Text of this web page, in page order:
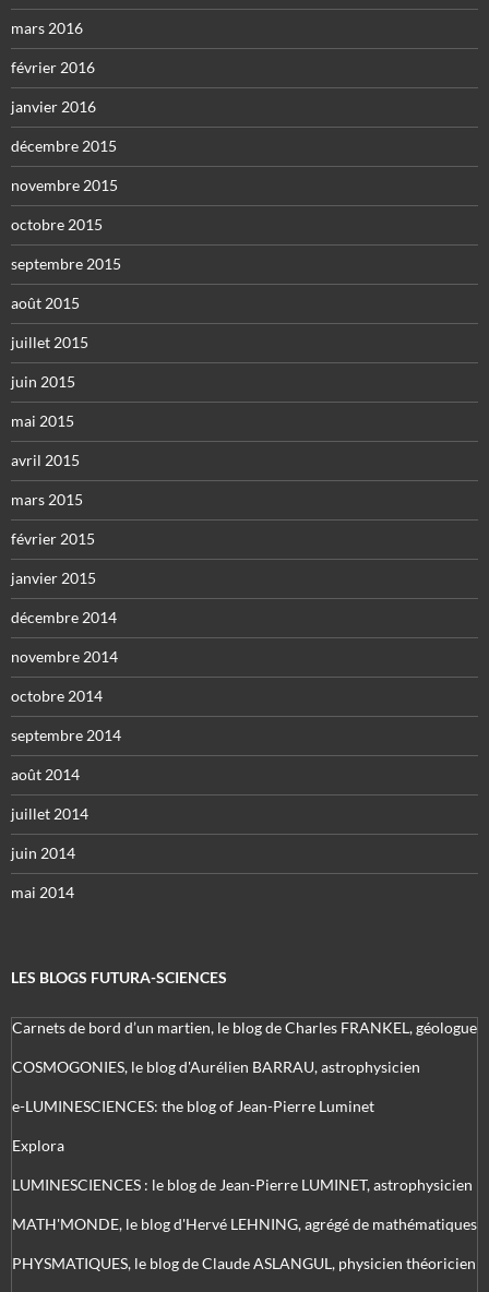
mars 2016
février 2016
janvier 2016
décembre 2015
novembre 2015
octobre 2015
septembre 2015
août 2015
juillet 2015
juin 2015
mai 2015
avril 2015
mars 2015
février 2015
janvier 2015
décembre 2014
novembre 2014
octobre 2014
septembre 2014
août 2014
juillet 2014
juin 2014
mai 2014
LES BLOGS FUTURA-SCIENCES
Carnets de bord d’un martien, le blog de Charles FRANKEL, géologue
COSMOGONIES, le blog d'Aurélien BARRAU, astrophysicien
e-LUMINESCIENCES: the blog of Jean-Pierre Luminet
Explora
LUMINESCIENCES : le blog de Jean-Pierre LUMINET, astrophysicien
MATH'MONDE, le blog d'Hervé LEHNING, agrégé de mathématiques
PHYSMATIQUES, le blog de Claude ASLANGUL, physicien théoricien